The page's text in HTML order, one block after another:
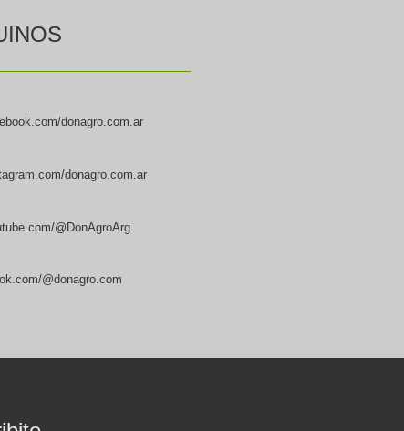
donagro.com.ar
donagro.com.ar
@DonAgroArg
@donagro.com